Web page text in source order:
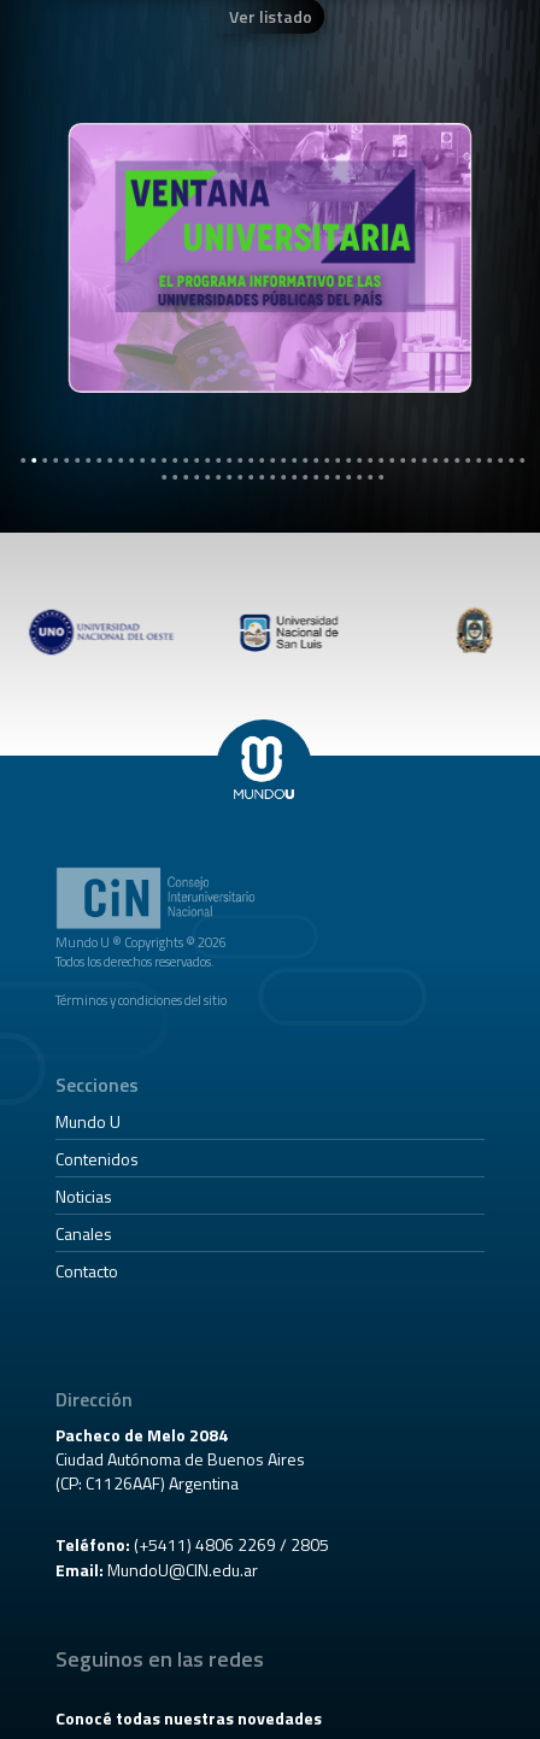
Ver listado
Mundo U ® Copyrights © 2026
Todos los derechos reservados.
Términos y condiciones del sitio
Secciones
Mundo U
Contenidos
Noticias
Canales
Contacto
Dirección
Pacheco de Melo 2084
Ciudad Autónoma de Buenos Aires
(CP: C1126AAF) Argentina
Teléfono:(+5411) 4806 2269 / 2805
Email: MundoU@CIN.edu.ar
Seguinos en las redes
Conocé todas nuestras novedades